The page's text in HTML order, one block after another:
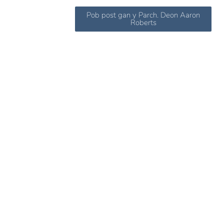
Pob post gan y Parch. Deon Aaron
Roberts